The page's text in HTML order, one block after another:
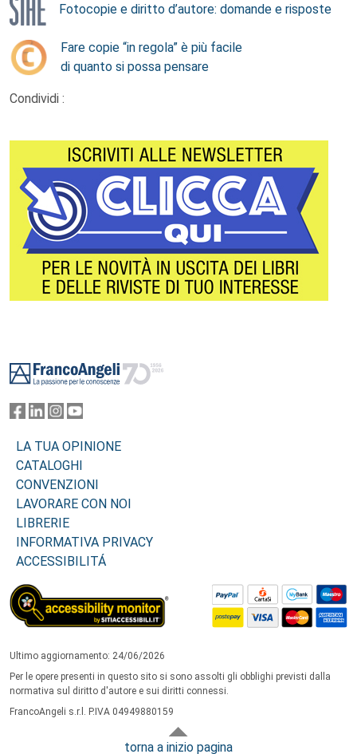
Fotocopie e diritto d’autore: domande e risposte
Fare copie “in regola” è più facile
di quanto si possa pensare
Condividi :
LA TUA OPINIONE
CATALOGHI
CONVENZIONI
LAVORARE CON NOI
LIBRERIE
INFORMATIVA PRIVACY
ACCESSIBILITÁ
Ultimo aggiornamento: 24/06/2026
Per le opere presenti in questo sito si sono assolti gli obblighi previsti dalla
normativa sul diritto d'autore e sui diritti connessi.
FrancoAngeli s.r.l. P.IVA 04949880159
torna a inizio pagina